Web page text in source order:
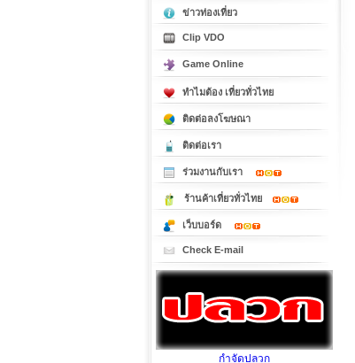
ข่าวท่องเที่ยว
Clip VDO
Game Online
ทำไมต้อง เที่ยวทั่วไทย
ติดต่อลงโฆษณา
ติดต่อเรา
ร่วมงานกับเรา
ร้านค้าเที่ยวทั่วไทย
เว็บบอร์ด
Check E-mail
กำจัดปลวก